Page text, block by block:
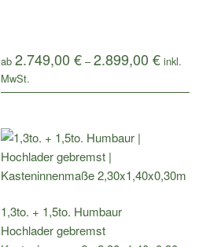
ab 2.749,00 €– 2.899,00 €
1,3to. + 1,5to. Humbaur
Hochlader gebremst